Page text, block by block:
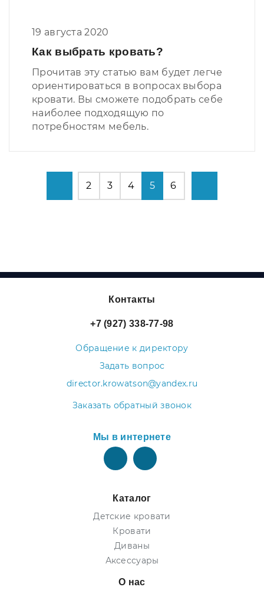
19 августа 2020
Как выбрать кровать?
Прочитав эту статью вам будет легче
ориентироваться в вопросах выбора
кровати. Вы сможете подобрать себе
наиболее подходящую по
потребностям мебель.
2 3 4 5 6
Контакты
+7 (927) 338-77-98
Обращение к директору
Задать вопрос
director.krowatson@yandex.ru
Заказать обратный звонок
Мы в интернете
Каталог
Детские кровати
Кровати
Диваны
Аксессуары
О нас